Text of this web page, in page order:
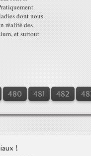
dont nous
réalité des
et surtout
400
410
420
430
440
450
460
470
480 481 482
!